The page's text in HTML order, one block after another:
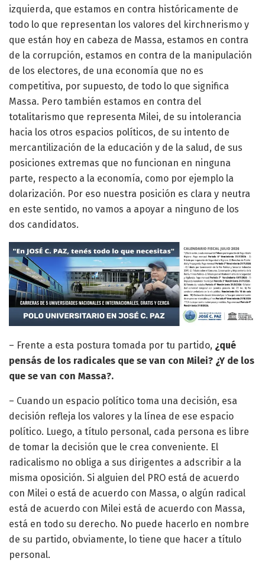
izquierda, que estamos en contra históricamente de
todo lo que representan los valores del kirchnerismo y
que están hoy en cabeza de Massa, estamos en contra
de la corrupción, estamos en contra de la manipulación
de los electores, de una economía que no es
competitiva, por supuesto, de todo lo que significa
Massa. Pero también estamos en contra del
totalitarismo que representa Milei, de su intolerancia
hacia los otros espacios políticos, de su intento de
mercantilización de la educación y de la salud, de sus
posiciones extremas que no funcionan en ninguna
parte, respecto a la economía, como por ejemplo la
dolarización. Por eso nuestra posición es clara y neutra
en este sentido, no vamos a apoyar a ninguno de los
dos candidatos.
– Frente a esta postura tomada por tu partido, ¿qué
pensás de los radicales que se van con Milei? ¿Y de los
que se van con Massa?.
– Cuando un espacio político toma una decisión, esa
decisión refleja los valores y la línea de ese espacio
político. Luego, a título personal, cada persona es libre
de tomar la decisión que le crea conveniente. El
radicalismo no obliga a sus dirigentes a adscribir a la
misma oposición. Si alguien del PRO está de acuerdo
con Milei o está de acuerdo con Massa, o algún radical
está de acuerdo con Milei está de acuerdo con Massa,
está en todo su derecho. No puede hacerlo en nombre
de su partido, obviamente, lo tiene que hacer a título
personal.